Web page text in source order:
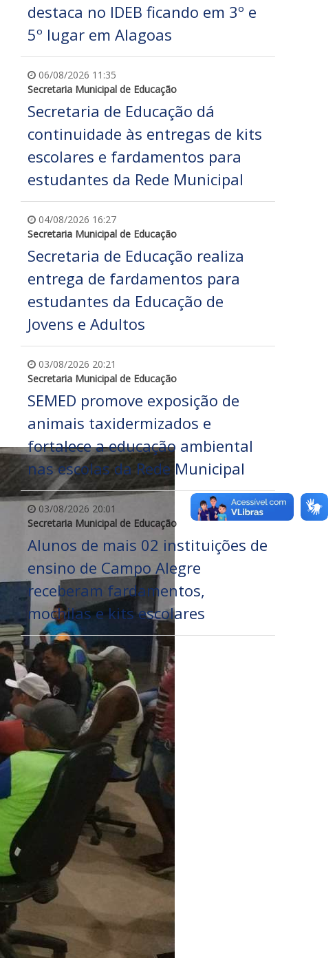
destaca no IDEB ficando em 3º e
5º lugar em Alagoas
06/08/2026 11:35
Secretaria Municipal de Educação
Secretaria de Educação dá
continuidade às entregas de kits
escolares e fardamentos para
estudantes da Rede Municipal
04/08/2026 16:27
Secretaria Municipal de Educação
Secretaria de Educação realiza
entrega de fardamentos para
estudantes da Educação de
Jovens e Adultos
03/08/2026 20:21
Secretaria Municipal de Educação
SEMED promove exposição de
animais taxidermizados e
fortalece a educação ambiental
nas escolas da Rede Municipal
03/08/2026 20:01
Secretaria Municipal de Educação
Alunos de mais 02 instituições de
ensino de Campo Alegre
receberam fardamentos,
mochilas e kits escolares